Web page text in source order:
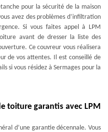
pour la sécurité de la maison
avez des problèmes d’infiltration
Si vous faites appel à LPM
avant de dresser la liste des
Ce couvreur vous réalisera
de vos attentes. Il est conseillé de
si vous résidez à Sermages pour la
toiture garantis avec LPM
d’une garantie décennale. Vous